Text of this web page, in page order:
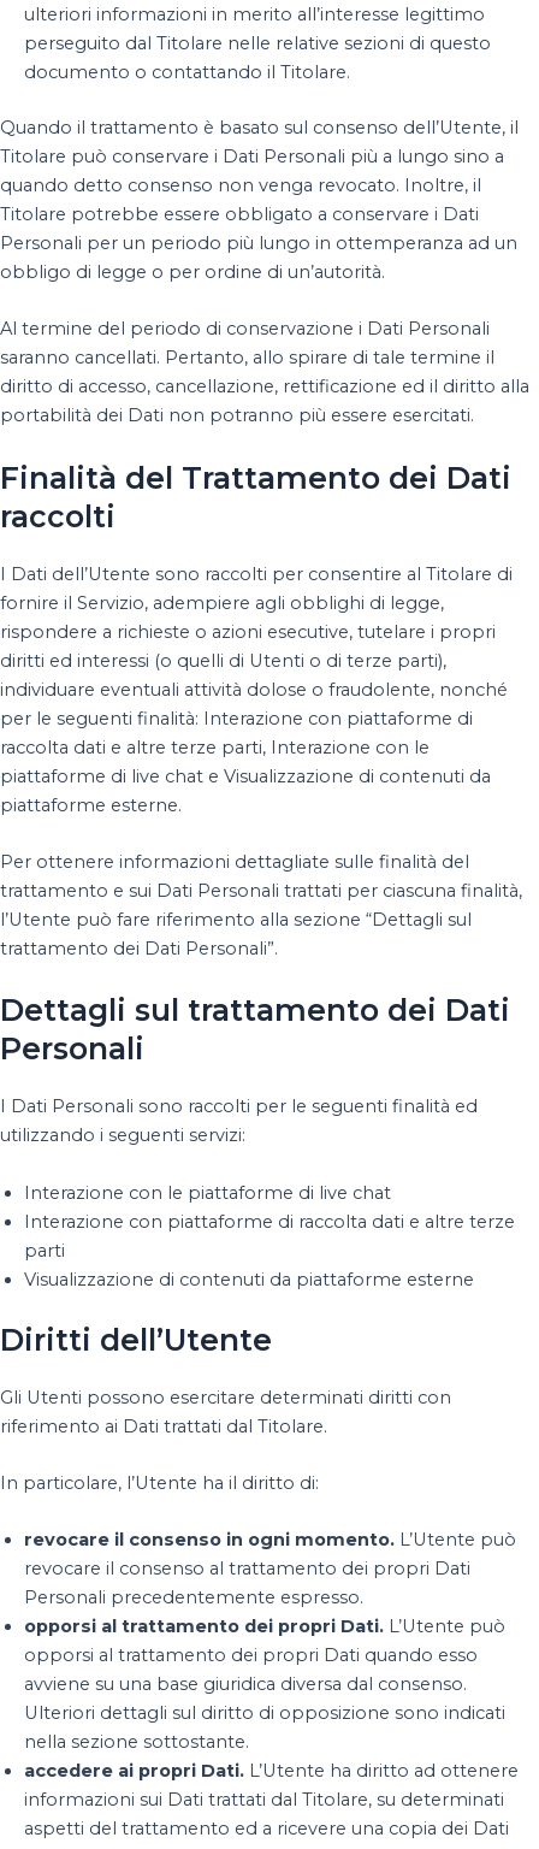
ulteriori informazioni in merito all’interesse legittimo
perseguito dal Titolare nelle relative sezioni di questo
documento o contattando il Titolare.
Quando il trattamento è basato sul consenso dell’Utente, il
Titolare può conservare i Dati Personali più a lungo sino a
quando detto consenso non venga revocato. Inoltre, il
Titolare potrebbe essere obbligato a conservare i Dati
Personali per un periodo più lungo in ottemperanza ad un
obbligo di legge o per ordine di un’autorità.
Al termine del periodo di conservazione i Dati Personali
saranno cancellati. Pertanto, allo spirare di tale termine il
diritto di accesso, cancellazione, rettificazione ed il diritto alla
portabilità dei Dati non potranno più essere esercitati.
Finalità del Trattamento dei Dati
raccolti
I Dati dell’Utente sono raccolti per consentire al Titolare di
fornire il Servizio, adempiere agli obblighi di legge,
rispondere a richieste o azioni esecutive, tutelare i propri
diritti ed interessi (o quelli di Utenti o di terze parti),
individuare eventuali attività dolose o fraudolente, nonché
per le seguenti finalità: Interazione con piattaforme di
raccolta dati e altre terze parti, Interazione con le
piattaforme di live chat e Visualizzazione di contenuti da
piattaforme esterne.
Per ottenere informazioni dettagliate sulle finalità del
trattamento e sui Dati Personali trattati per ciascuna finalità,
l’Utente può fare riferimento alla sezione “Dettagli sul
trattamento dei Dati Personali”.
Dettagli sul trattamento dei Dati
Personali
I Dati Personali sono raccolti per le seguenti finalità ed
utilizzando i seguenti servizi:
Interazione con le piattaforme di live chat
Interazione con piattaforme di raccolta dati e altre terze
parti
Visualizzazione di contenuti da piattaforme esterne
Diritti dell’Utente
Gli Utenti possono esercitare determinati diritti con
riferimento ai Dati trattati dal Titolare.
In particolare, l’Utente ha il diritto di:
revocare il consenso in ogni momento. L’Utente può
revocare il consenso al trattamento dei propri Dati
Personali precedentemente espresso.
opporsi al trattamento dei propri Dati. L’Utente può
opporsi al trattamento dei propri Dati quando esso
avviene su una base giuridica diversa dal consenso.
Ulteriori dettagli sul diritto di opposizione sono indicati
nella sezione sottostante.
accedere ai propri Dati. L’Utente ha diritto ad ottenere
informazioni sui Dati trattati dal Titolare, su determinati
aspetti del trattamento ed a ricevere una copia dei Dati